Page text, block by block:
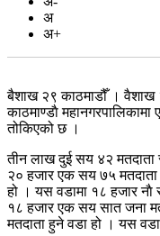
अ
अ+
बैशाख २९ काठमाडौँ । वैशाख
काठमाण्डाै
तोकिएको छ ।
तीन लाख दुई सय ४२ मतदाता
२० हजार एक सय ७५ मतदाता
हो । यस वडामा १८ हजार
१८ हजार एक सय सात जना
मतदाता हुने वडा हो । यस